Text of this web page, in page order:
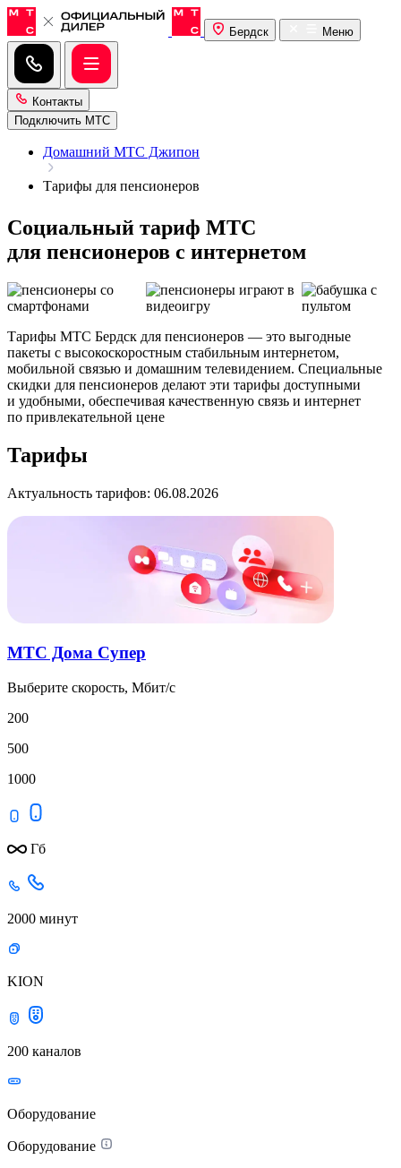
Бердск Меню
Контакты
Подключить МТС
Домашний МТС Джипон
Тарифы для пенсионеров
Социальный тариф МТС
для пенсионеров с интернетом
Тарифы МТС Бердск для пенсионеров — это выгодные
пакеты с высокоскоростным стабильным интернетом,
мобильной связью и домашним телевидением. Специальные
скидки для пенсионеров делают эти тарифы доступными
и удобными, обеспечивая качественную связь и интернет
по привлекательной цене
Тарифы
Актуальность тарифов: 06.08.2026
МТС Дома Супер
Выберите скорость, Мбит/с
200
500
1000
Гб
2000 минут
KION
200 каналов
Оборудование
Оборудование